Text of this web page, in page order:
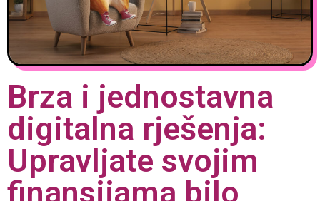
Brza i jednostavna
digitalna rješenja:
Upravljate svojim
finansijama bilo